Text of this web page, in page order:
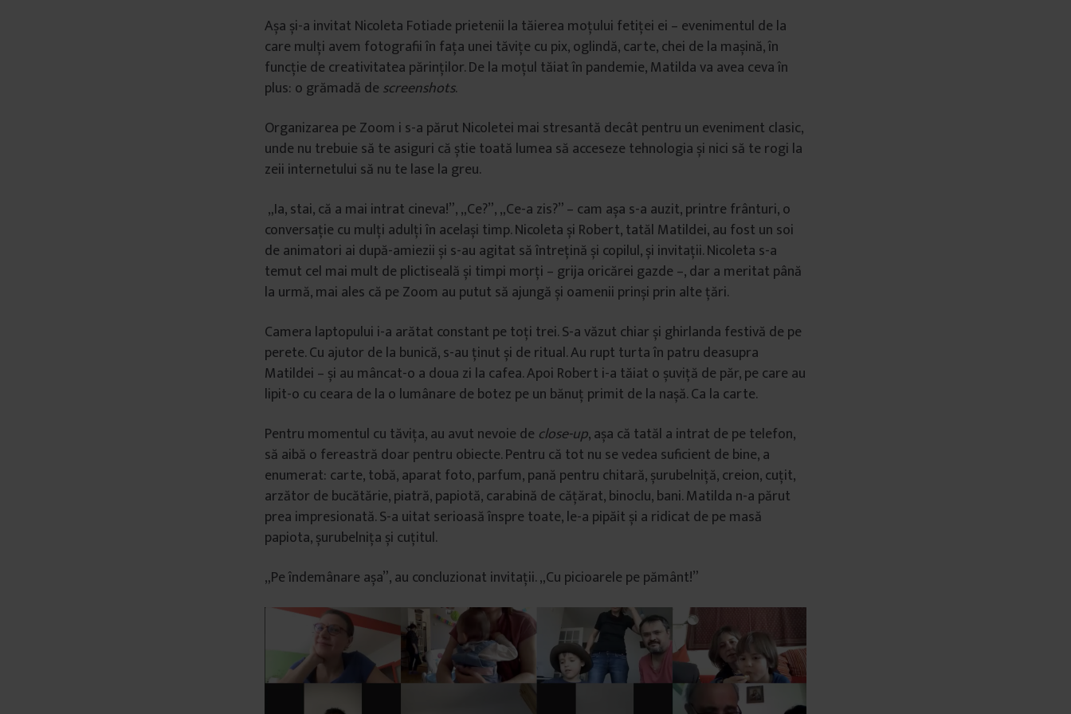
Așa și-a invitat Nicoleta Fotiade prietenii la tăierea moțului fetiței ei – evenimentul de la
care mulți avem fotografii în fața unei tăvițe cu pix, oglindă, carte, chei de la mașină, în
funcție de creativitatea părinților. De la moțul tăiat în pandemie, Matilda va avea ceva în
plus: o grămadă de screenshots.
Organizarea pe Zoom i s-a părut Nicoletei mai stresantă decât pentru un eveniment clasic,
unde nu trebuie să te asiguri că știe toată lumea să acceseze tehnologia și nici să te rogi la
zeii internetului să nu te lase la greu.
„Ia, stai, că a mai intrat cineva!”, „Ce?”, „Ce-a zis?” – cam așa s-a auzit, printre frânturi, o
conversație cu mulți adulți în același timp. Nicoleta și Robert, tatăl Matildei, au fost un soi
de animatori ai după-amiezii și s-au agitat să întrețină și copilul, și invitații. Nicoleta s-a
temut cel mai mult de plictiseală și timpi morți – grija oricărei gazde –, dar a meritat până
la urmă, mai ales că pe Zoom au putut să ajungă și oamenii prinși prin alte țări.
Camera laptopului i-a arătat constant pe toți trei. S-a văzut chiar și ghirlanda festivă de pe
perete. Cu ajutor de la bunică, s-au ținut și de ritual. Au rupt turta în patru deasupra
Matildei – și au mâncat-o a doua zi la cafea. Apoi Robert i-a tăiat o șuviță de păr, pe care au
lipit-o cu ceara de la o lumânare de botez pe un bănuț primit de la nașă. Ca la carte.
Pentru momentul cu tăvița, au avut nevoie de close-up, așa că tatăl a intrat de pe telefon,
să aibă o fereastră doar pentru obiecte. Pentru că tot nu se vedea suficient de bine, a
enumerat: carte, tobă, aparat foto, parfum, pană pentru chitară, șurubelniță, creion, cuțit,
arzător de bucătărie, piatră, papiotă, carabină de cățărat, binoclu, bani. Matilda n-a părut
prea impresionată. S-a uitat serioasă înspre toate, le-a pipăit și a ridicat de pe masă
papiota, șurubelnița și cuțitul.
„Pe îndemânare așa”, au concluzionat invitații. „Cu picioarele pe pământ!”